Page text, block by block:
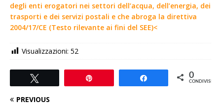
degli enti erogatori nei settori dell’acqua, dell’energia, dei
trasporti e dei servizi postali e che abroga la direttiva
2004/17/CE (Testo rilevante ai fini del SEE)<
Visualizzazioni: 52
0
CONDIVISIONI
PREVIOUS